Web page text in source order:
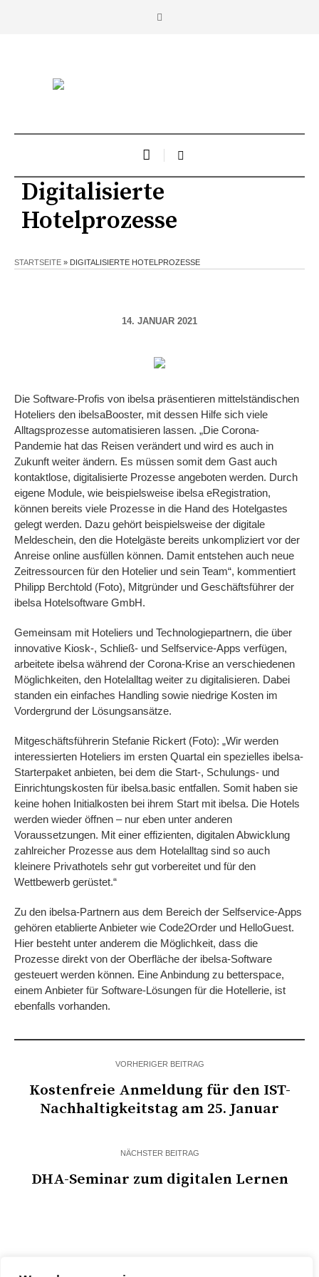
Digitalisierte
Hotelprozesse
STARTSEITE » DIGITALISIERTE HOTELPROZESSE
14. JANUAR 2021
Die Software-Profis von ibelsa präsentieren mittelständischen
Hoteliers den ibelsaBooster, mit dessen Hilfe sich viele
Alltagsprozesse automatisieren lassen. „Die Corona-
Pandemie hat das Reisen verändert und wird es auch in
Zukunft weiter ändern. Es müssen somit dem Gast auch
kontaktlose, digitalisierte Prozesse angeboten werden. Durch
eigene Module, wie beispielsweise ibelsa eRegistration,
können bereits viele Prozesse in die Hand des Hotelgastes
gelegt werden. Dazu gehört beispielsweise der digitale
Meldeschein, den die Hotelgäste bereits unkompliziert vor der
Anreise online ausfüllen können. Damit entstehen auch neue
Zeitressourcen für den Hotelier und sein Team“, kommentiert
Philipp Berchtold (Foto), Mitgründer und Geschäftsführer der
ibelsa Hotelsoftware GmbH.
Gemeinsam mit Hoteliers und Technologiepartnern, die über
innovative Kiosk-, Schließ- und Selfservice-Apps verfügen,
arbeitete ibelsa während der Corona-Krise an verschiedenen
Möglichkeiten, den Hotelalltag weiter zu digitalisieren. Dabei
standen ein einfaches Handling sowie niedrige Kosten im
Vordergrund der Lösungsansätze.
Mitgeschäftsführerin Stefanie Rickert (Foto): „Wir werden
interessierten Hoteliers im ersten Quartal ein spezielles ibelsa-
Starterpaket anbieten, bei dem die Start-, Schulungs- und
Einrichtungskosten für ibelsa.basic entfallen. Somit haben sie
keine hohen Initialkosten bei ihrem Start mit ibelsa. Die Hotels
werden wieder öffnen – nur eben unter anderen
Voraussetzungen. Mit einer effizienten, digitalen Abwicklung
zahlreicher Prozesse aus dem Hotelalltag sind so auch
kleinere Privathotels sehr gut vorbereitet und für den
Wettbewerb gerüstet.“
Zu den ibelsa-Partnern aus dem Bereich der Selfservice-Apps
gehören etablierte Anbieter wie Code2Order und HelloGuest.
Hier besteht unter anderem die Möglichkeit, dass die
Prozesse direkt von der Oberfläche der ibelsa-Software
gesteuert werden können. Eine Anbindung zu betterspace,
einem Anbieter für Software-Lösungen für die Hotellerie, ist
ebenfalls vorhanden.
VORHERIGER BEITRAG
Kostenfreie Anmeldung für den IST-
Nachhaltigkeitstag am 25. Januar
NÄCHSTER BEITRAG
DHA-Seminar zum digitalen Lernen